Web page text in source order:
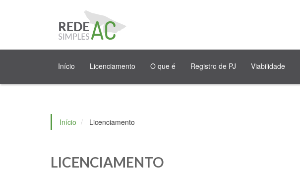
Início Licenciamento O que é Registro de PJ Viabilidade
Início Licenciamento
LICENCIAMENTO